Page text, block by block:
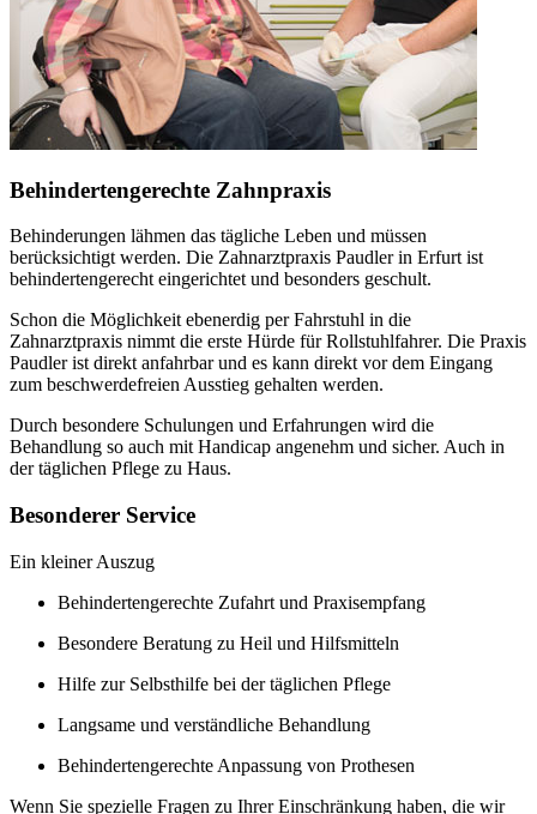
Behindertengerechte Zahnpraxis
Behinderungen lähmen das tägliche Leben und müssen
berücksichtigt werden. Die Zahnarztpraxis Paudler in Erfurt ist
behindertengerecht eingerichtet und besonders geschult.
Schon die Möglichkeit ebenerdig per Fahrstuhl in die
Zahnarztpraxis nimmt die erste Hürde für Rollstuhlfahrer. Die Praxis
Paudler ist direkt anfahrbar und es kann direkt vor dem Eingang
zum beschwerdefreien Ausstieg gehalten werden.
Durch besondere Schulungen und Erfahrungen wird die
Behandlung so auch mit Handicap angenehm und sicher. Auch in
der täglichen Pflege zu Haus.
Besonderer Service
Ein kleiner Auszug
Behindertengerechte Zufahrt und Praxisempfang
Besondere Beratung zu Heil und Hilfsmitteln
Hilfe zur Selbsthilfe bei der täglichen Pflege
Langsame und verständliche Behandlung
Behindertengerechte Anpassung von Prothesen
Wenn Sie spezielle Fragen zu Ihrer Einschränkung haben, die wir